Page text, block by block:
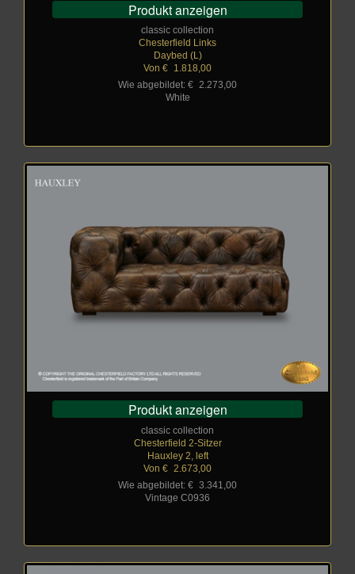
Produkt anzeigen
classic collection
Chesterfield Links
Daybed (L)
Von €
1.818,00
Wie abgebildet: €
2.273,00
White
Produkt anzeigen
classic collection
Chesterfield 2-Sitzer
Hauxley 2, left
Von € 2.673,00
Wie abgebildet: € 3.341,00
Vintage C0936